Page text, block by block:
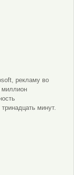
рекламу во
миллион
минут.